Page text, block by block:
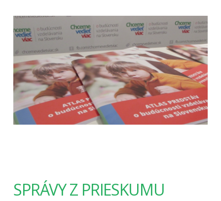
SPRÁVY Z PRIESKUMU